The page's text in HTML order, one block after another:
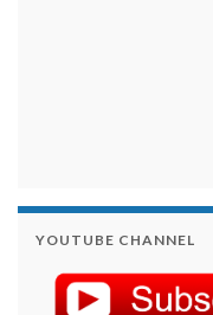
YOUTUBE CHANNEL